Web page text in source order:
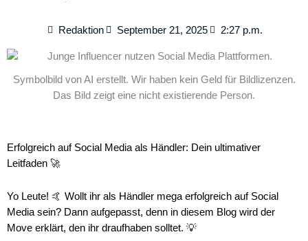
Redaktion September 21, 2025 2:27 p.m.
Symbolbild von AI erstellt. Wir haben kein Geld für Bildlizenzen.
Das Bild zeigt eine nicht existierende Person.
Erfolgreich auf Social Media als Händler: Dein ultimativer
Leitfaden 🚀
Yo Leute! 🤙 Wollt ihr als Händler mega erfolgreich auf Social
Media sein? Dann aufgepasst, denn in diesem Blog wird der
Move erklärt, den ihr draufhaben solltet. 💡